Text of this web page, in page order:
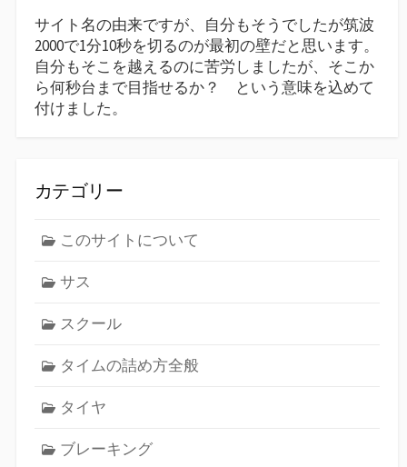
サイト名の由来ですが、自分もそうでしたが筑波
2000で1分10秒を切るのが最初の壁だと思います。
自分もそこを越えるのに苦労しましたが、そこか
ら何秒台まで目指せるか？ という意味を込めて
付けました。
カテゴリー
このサイトについて
サス
スクール
タイムの詰め方全般
タイヤ
ブレーキング